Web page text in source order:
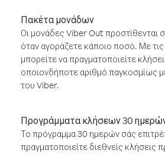
Πακέτα μονάδων
Οι μονάδες Viber Out προστίθενται
όταν αγοράζετε κάποιο ποσό. Με
μπορείτε να πραγματοποιείτε
οποιονδήποτε αριθμό παγκοσμίως
του Viber.
Προγράμματα κλήσεων 30
Το πρόγραμμα 30 ημερών σάς
πραγματοποιείτε διεθνείς κλήσεις